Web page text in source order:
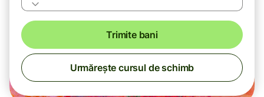
Trimite bani
Urmărește cursul de schimb